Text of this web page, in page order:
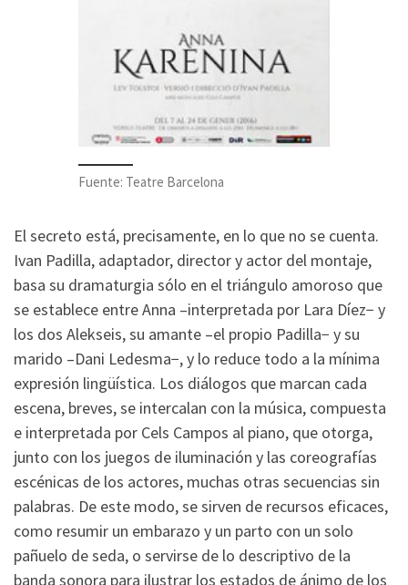
Fuente: Teatre Barcelona
El secreto está, precisamente, en lo que no se cuenta.
Ivan Padilla, adaptador, director y actor del montaje,
basa su dramaturgia sólo en el triángulo amoroso que
se establece entre Anna –interpretada por Lara Díez− y
los dos Alekseis, su amante –el propio Padilla− y su
marido –Dani Ledesma−, y lo reduce todo a la mínima
expresión lingüística. Los diálogos que marcan cada
escena, breves, se intercalan con la música, compuesta
e interpretada por Cels Campos al piano, que otorga,
junto con los juegos de iluminación y las coreografías
escénicas de los actores, muchas otras secuencias sin
palabras. De este modo, se sirven de recursos eficaces,
como resumir un embarazo y un parto con un solo
pañuelo de seda, o servirse de lo descriptivo de la
banda sonora para ilustrar los estados de ánimo de los